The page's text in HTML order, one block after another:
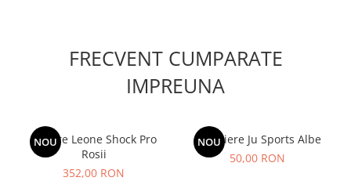
FRECVENT CUMPARATE
IMPREUNA
NOU
Tibiere Leone Shock Pro
Rosii
352,00 RON
NOU
Glezniere Ju Sports Albe
50,00 RON